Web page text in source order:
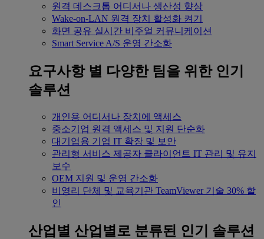
원격 데스크톱 어디서나 생산성 향상
Wake-on-LAN 원격 장치 활성화 켜기
화면 공유 실시간 비주얼 커뮤니케이션
Smart Service A/S 운영 간소화
요구사항 별 다양한 팀을 위한 인기
솔루션
개인용 어디서나 장치에 액세스
중소기업 원격 액세스 및 지원 단순화
대기업용 기업 IT 확장 및 보안
관리형 서비스 제공자 클라이언트 IT 관리 및 유지
보수
OEM 지원 및 운영 간소화
비영리 단체 및 교육기관 TeamViewer 기술 30% 할
인
산업별 산업별로 분류된 인기 솔루션